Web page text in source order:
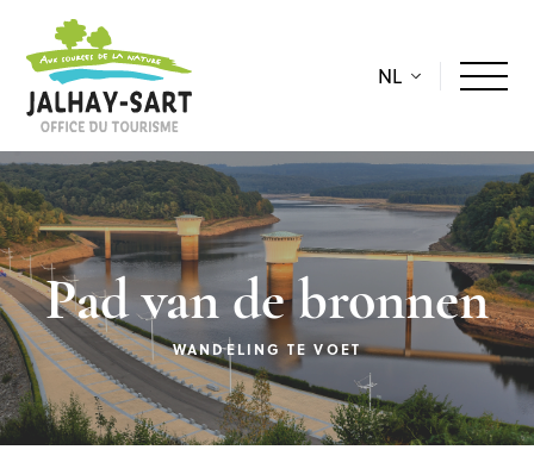
NL
Pad van de bronnen
WANDELING TE VOET